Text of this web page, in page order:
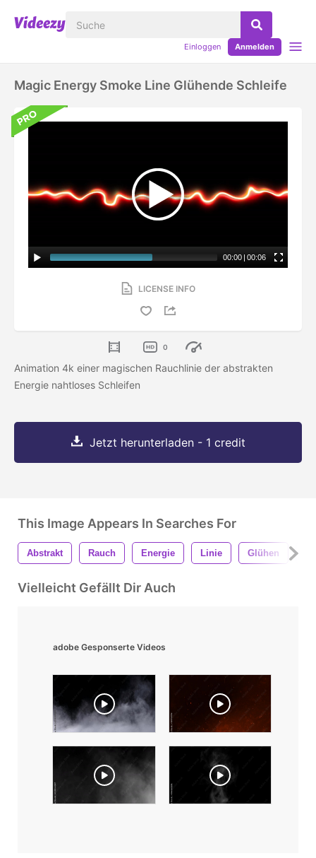
Einloggen Anmelden
Magic Energy Smoke Line Glühende Schleife
00:00 | 00:06
LICENSE INFO
0
Animation 4k einer magischen Rauchlinie der abstrakten
Energie nahtloses Schleifen
Jetzt herunterladen - 1 credit
This Image Appears In Searches For
Abstrakt Rauch Energie Linie Glühen
Vielleicht Gefällt Dir Auch
adobe Gesponserte Videos